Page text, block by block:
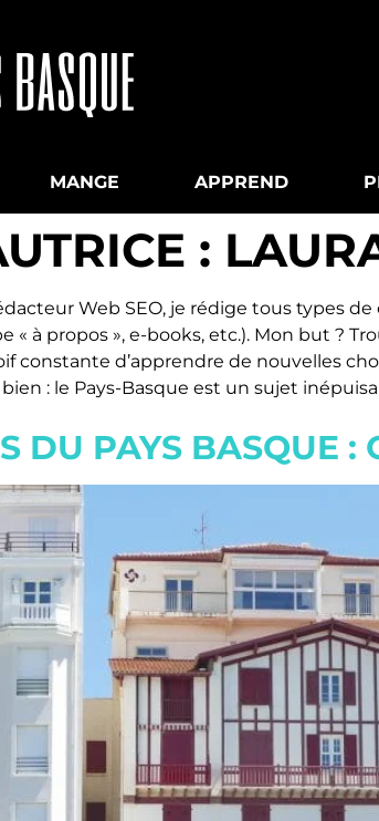
MANGE APPREND
:
Web SEO, je rédige tous types
« à propos », e-books, etc.). Mon but ?
constante d’apprendre de nouvelles
: le Pays-Basque est un sujet
DU PAYS BASQUE :